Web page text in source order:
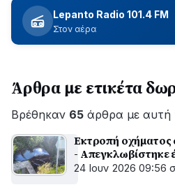
περίπου
δύο
ώρες
εξέλιξη
οι
εργασίες
ΔΕΔΔΗΕ
για
την
Lepanto Radio 101.4 FM
Στον αέρα
Άρθρα με ετικέτα
Βρέθηκαν 65 άρθρα με αυτή
Εκτροπή
- Απεγκλωβίστηκε
24 Ιουν 2026 09:56